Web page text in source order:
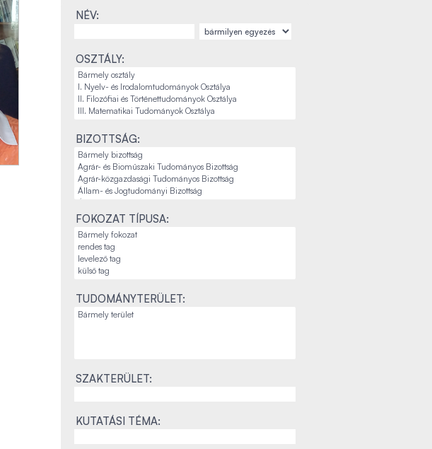
NÉV:
OSZTÁLY:
BIZOTTSÁG:
FOKOZAT TÍPUSA:
TUDOMÁNYTERÜLET:
SZAKTERÜLET:
KUTATÁSI TÉMA: